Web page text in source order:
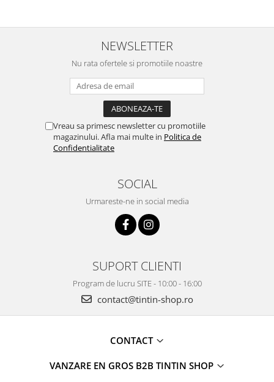
NEWSLETTER
Nu rata ofertele si promotiile noastre
Vreau sa primesc newsletter cu promotiile
magazinului. Afla mai multe in Politica de
Confidentialitate
SOCIAL
Urmareste-ne in social media
SUPORT CLIENTI
Program de lucru SITE - 10:00 - 16:00
contact@tintin-shop.ro
CONTACT
VANZARE EN GROS B2B TINTIN SHOP